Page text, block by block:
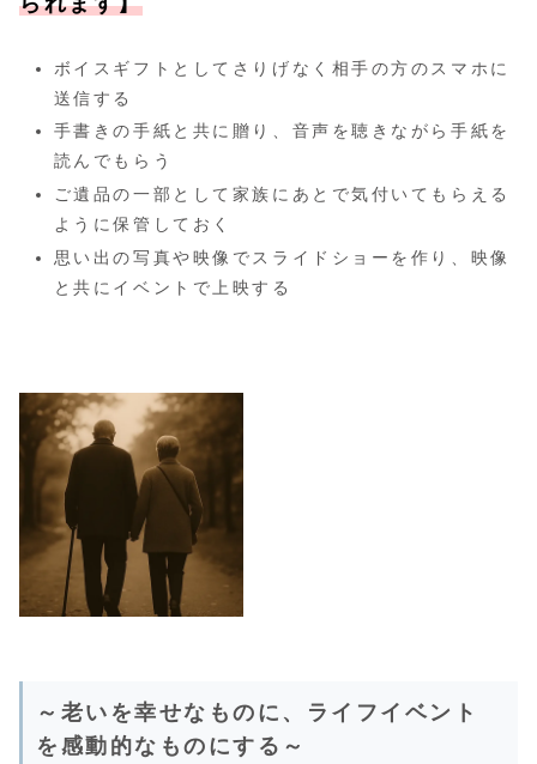
ボイスギフトとしてさりげなく相手の方のスマホに
送信する
手書きの手紙と共に贈り、音声を聴きながら手紙を
読んでもらう
ご遺品の一部として家族にあとで気付いてもらえる
ように保管しておく
思い出の写真や映像でスライドショーを作り、映像
と共にイベントで上映する
～老いを幸せなものに、ライフイベント
を感動的なものにする～